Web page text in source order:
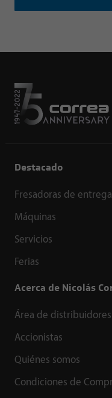
Destacado
Fresadoras de
Máquinas
Servicios
Ferias
Acerca de Nicolás
Área de distribuidores
Accionistas
Quiénes somos
Condiciones de